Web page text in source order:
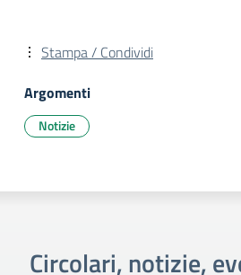
Stampa / Condividi
Argomenti
Notizie
Circolari, notizie,